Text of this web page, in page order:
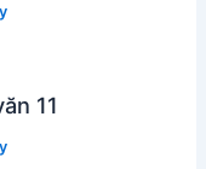
11